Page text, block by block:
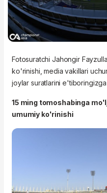
Fotosuratchi Jahongir
ko'rinishi, media vakillari
joylar suratlarini
15 ming tomoshabinga
umumiy ko'rinishi